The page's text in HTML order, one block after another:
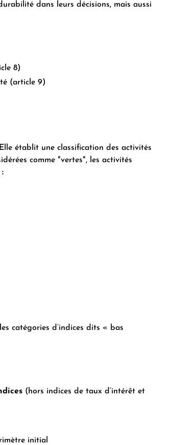
dans leurs décisions, mais aussi
8)
(article 9)
Elle établit une classification des activités
comme "vertes", les activités
catégories d’indices dits « bas
(hors indices de taux d’intérêt et
initial